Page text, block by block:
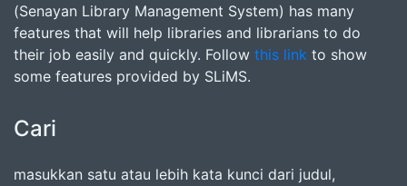
(Senayan Library Management System) has many
features that will help libraries and librarians to do
their job easily and quickly. Follow this link to show
some features provided by SLiMS.
Cari
masukkan satu atau lebih kata kunci dari judul,